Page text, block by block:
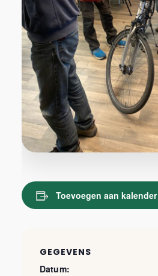
Toevoegen aan kalender
GEGEVENS
Datum: